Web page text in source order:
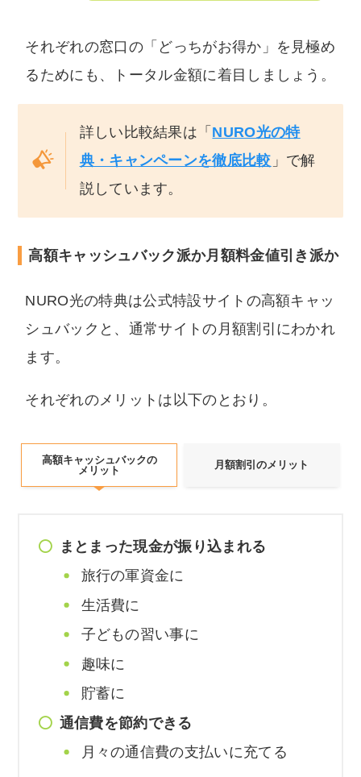
それぞれの窓口の「どっちがお得か」を見極め
るためにも、トータル金額に着目しましょう。
詳しい比較結果は「 NURO光の特
典・キャンペーンを徹底比較 」で解
説しています。
高額キャッシュバック派か月額料金値引き派か
NURO光の特典は公式特設サイトの高額キャッ
シュバックと、通常サイトの月額割引にわかれ
ます。
それぞれのメリットは以下のとおり。
高額キャッシュバックの
メリット
月額割引のメリット
まとまった現金が振り込まれる
旅行の軍資金に
生活費に
子どもの習い事に
趣味に
貯蓄に
通信費を節約できる
月々の通信費の支払いに充てる